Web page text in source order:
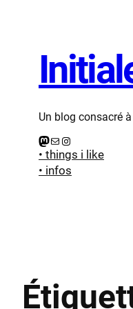
contenu
Un blog consacré
Mastodon E-mail Instagram
• things i like
• infos